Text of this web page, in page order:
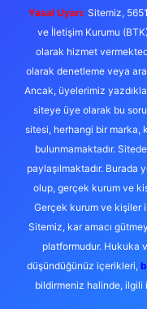
Yasal Uyarı: Sitemiz,
ve İletişim Kurumu
olarak hizmet
olarak denetleme veya
Ancak, üyelerimiz
siteye üye olarak bu
sitesi, herhangi bir marka,
bulunmamaktadır.
paylaşılmaktadır. Burada
olup, gerçek kurum ve
Gerçek kurum ve kişiler
Sitemiz, kar amacı
platformudur. Hukuka
düşündüğünüz içerikleri,
bildirmeniz halinde,